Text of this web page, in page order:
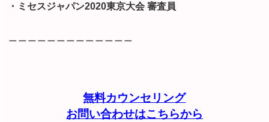
・ミセスジャパン2020東京大会 審査員
無料カウンセリング
お問い合わせはこちらから